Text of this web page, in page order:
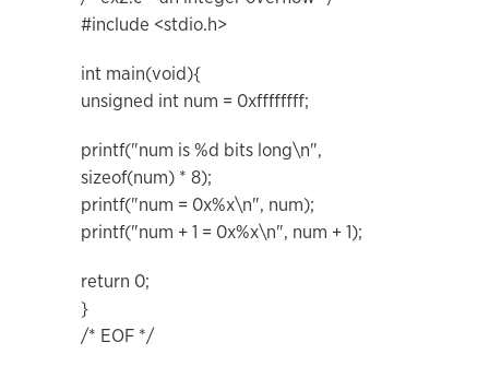
#include <stdio.h>
int main(void){
unsigned int num = 0xffffffff;
printf("num is %d bits long\n",
sizeof(num) * 8);
printf("num = 0x%x\n", num);
printf("num + 1 = 0x%x\n", num + 1);
return 0;
}
/* EOF */